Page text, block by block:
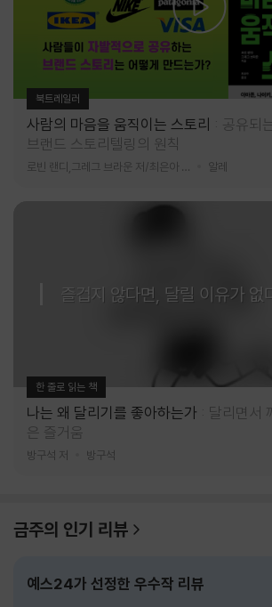
북트레일러
사람의 마음을 움직이는 스토리
공유되
브랜드 스토리텔링의 원칙
알레
즐겁지 않다면, 달릴 이유가 없
한 줄로 읽는 책
나는 왜 달리기를 좋아하는가
달리면서
은 즐거움
방구석 저 방구석
금주의 인기 리뷰
예스24가 선정한 우수작 리뷰